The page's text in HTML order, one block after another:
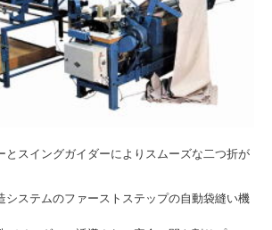
とスイングガイダーによりスムーズな二つ折が
システムのファーストステップの自動袋縫い機